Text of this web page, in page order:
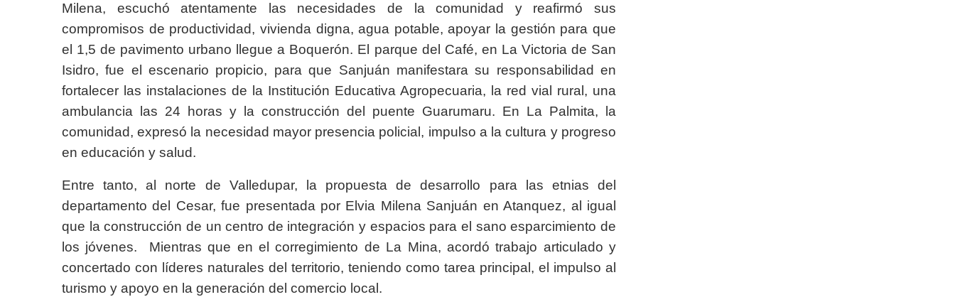
Milena, escuchó atentamente las necesidades de la comunidad y reafirmó sus
compromisos de productividad, vivienda digna, agua potable, apoyar la gestión para que
el 1,5 de pavimento urbano llegue a Boquerón. El parque del Café, en La Victoria de San
Isidro, fue el escenario propicio, para que Sanjuán manifestara su responsabilidad en
fortalecer las instalaciones de la Institución Educativa Agropecuaria, la red vial rural, una
ambulancia las 24 horas y la construcción del puente Guarumaru. En La Palmita, la
comunidad, expresó la necesidad mayor presencia policial, impulso a la cultura y progreso
en educación y salud.
Entre tanto, al norte de Valledupar, la propuesta de desarrollo para las etnias del
departamento del Cesar, fue presentada por Elvia Milena Sanjuán en Atanquez, al igual
que la construcción de un centro de integración y espacios para el sano esparcimiento de
los jóvenes. Mientras que en el corregimiento de La Mina, acordó trabajo articulado y
concertado con líderes naturales del territorio, teniendo como tarea principal, el impulso al
turismo y apoyo en la generación del comercio local.